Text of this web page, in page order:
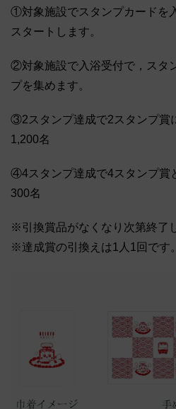
①対象施設でスタンプカードを
スタートします。
②対象施設で入浴受付で，スタ
プを集めます。
③2スタンプ達成で2スタンプ賞
1,200名
④4スタンプ達成で4スタンプ賞
300名
※引換賞品がなくなり次第終了
※達成賞の引換えは1人1回です。